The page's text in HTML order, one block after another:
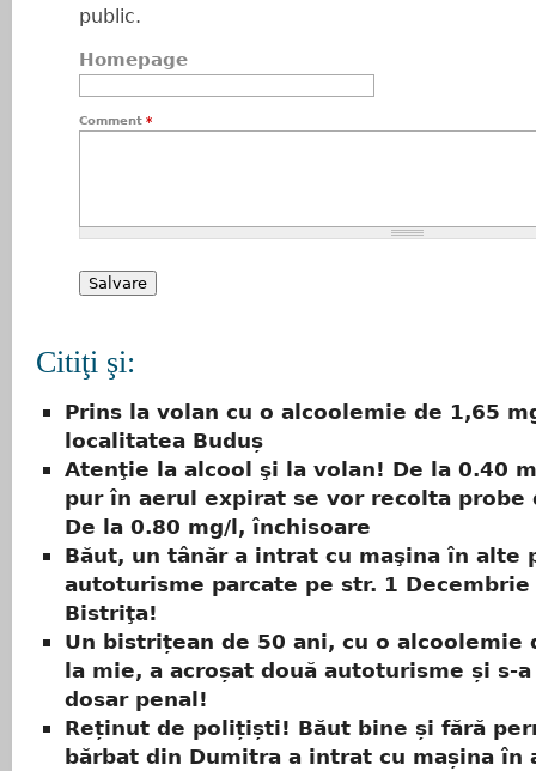
public.
Homepage
Comment *
Citiţi şi:
Prins la volan cu o alcoolemie de 1,65
localitatea Buduș
Atenţie la alcool şi la volan! De la 0.40
pur în aerul expirat se vor recolta probe
De la 0.80 mg/l, închisoare
Băut, un tânăr a intrat cu maşina în alte
autoturisme parcate pe str. 1 Decembrie
Bistriţa!
Un bistrițean de 50 ani, cu o alcoolemie
la mie, a acroșat două autoturisme și s-
dosar penal!
Reținut de polițiști! Băut bine și fără
bărbat din Dumitra a intrat cu mașina în